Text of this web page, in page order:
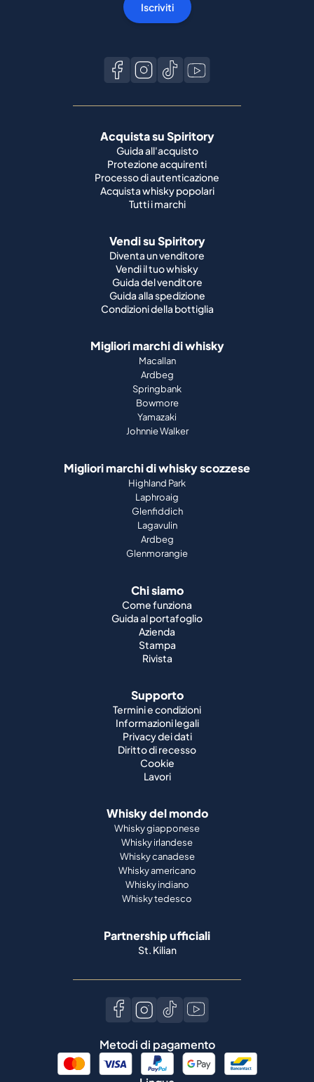
Iscriviti
Acquista su Spiritory
Guida all'acquisto
Protezione acquirenti
Processo di autenticazione
Acquista whisky popolari
Tutti i marchi
Vendi su Spiritory
Diventa un venditore
Vendi il tuo whisky
Guida del venditore
Guida alla spedizione
Condizioni della bottiglia
Migliori marchi di whisky
Macallan
Ardbeg
Springbank
Bowmore
Yamazaki
Johnnie Walker
Migliori marchi di whisky scozzese
Highland Park
Laphroaig
Glenfiddich
Lagavulin
Ardbeg
Glenmorangie
Chi siamo
Come funziona
Guida al portafoglio
Azienda
Stampa
Rivista
Supporto
Termini e condizioni
Informazioni legali
Privacy dei dati
Diritto di recesso
Cookie
Lavori
Whisky del mondo
Whisky giapponese
Whisky irlandese
Whisky canadese
Whisky americano
Whisky indiano
Whisky tedesco
Partnership ufficiali
St. Kilian
Metodi di pagamento